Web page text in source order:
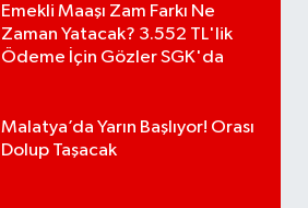
Emekli Maaşı Zam Farkı Ne
Zaman Yatacak? 3.552 TL'lik
Ödeme İçin Gözler SGK'da
Malatya’da Yarın Başlıyor! Orası
Dolup Taşacak